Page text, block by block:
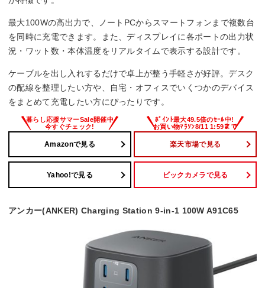
最大100Wの高出力で、ノートPCからスマートフォンまで複数台
を同時に充電できます。また、ディスプレイに各ポートの出力状
況・ワット数・本体温度をリアルタイムで表示する設計です。
ケーブルを出し入れするだけで卓上が整う手軽さが好評。デスク
の配線を整理したい方や、自宅・オフィスでいくつかのデバイス
をまとめて充電したい方にぴったりです。
Amazonで見る 楽天市場で見る
Yahoo!で見る ビックカメラで見る
アンカー(ANKER) Charging Station 9-in-1 100W A91C65